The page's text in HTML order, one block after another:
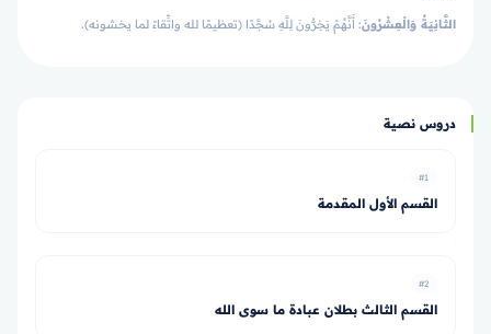
الثَّانِيَةُ وَالْعِشْرُونَ: أَنَّهُمْ يَخِرُّونَ لِلَّهِ سُجَّدًا (تعظيمًا لله واتِّقاءً لما يخشونه).
دروس نصية
#1
القسم الأول المقدمة
#2
القسم الثالث بطلان عبادة ما سوى الله